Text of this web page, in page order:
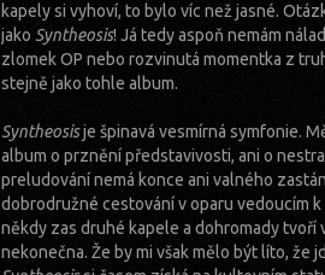
kapely si vyhoví, to bylo víc než jasné.
jako Syntheosis! Já tedy aspoň nemám
zlomek OP nebo rozvinutá momentka z
stejně jako tohle album.
Syntheosisje špinavá vesmírná symfonie.
album o prznění představivosti, ani o
preludování nemá konce ani valného
dobrodružné cestování v oparu vedoucím
někdy zas druhé kapele a dohromady
nekonečna. Že by mi však mělo být líto, že